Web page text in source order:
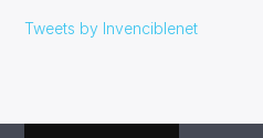
Tweets by Invenciblenet